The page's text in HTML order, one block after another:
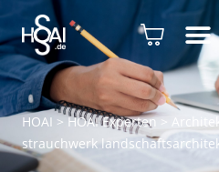
HOAI > HOAI Experten>
strauchwerk